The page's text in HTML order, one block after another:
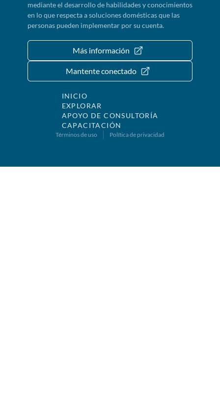
mediante el desarrollo de habilidades y conocimientos
en lo que respecta a soluciones domésticas que las
personas pueden implementar por su cuenta.
Más información
Mantente conectado
INICIO
EXPLORAR
APOYO DE CONSULTORÍA
CAPACITACIÓN
Términos de uso Política de privacidad